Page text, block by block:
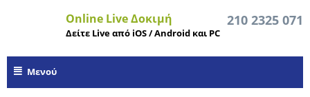
210 2325 071
Online Live Δοκιμή
Δείτε Live από iOS / Android και PC
Μενού